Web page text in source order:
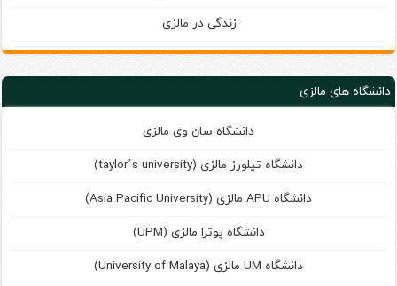
زندگی در مالزی
دانشگاه های مالزی
دانشگاه سان وی مالزی
دانشگاه تیلورز مالزی (taylor’s university)
دانشگاه APU مالزی (Asia Pacific University)
دانشگاه پوترا مالزی (UPM)
دانشگاه UM مالزی (University of Malaya)